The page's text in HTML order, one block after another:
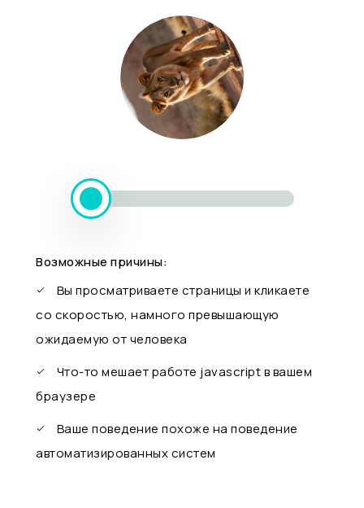
Возможные причины:
Вы просматриваете страницы и кликаете
со скоростью, намного превышающую
ожидаемую от человека
Что-то мешает работе javascript в вашем
браузере
Ваше поведение похоже на поведение
автоматизированных систем